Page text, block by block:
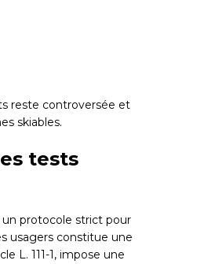
reste controversée et
skiables.
tests
un protocole strict pour
usagers constitue une
L. 111-1, impose une